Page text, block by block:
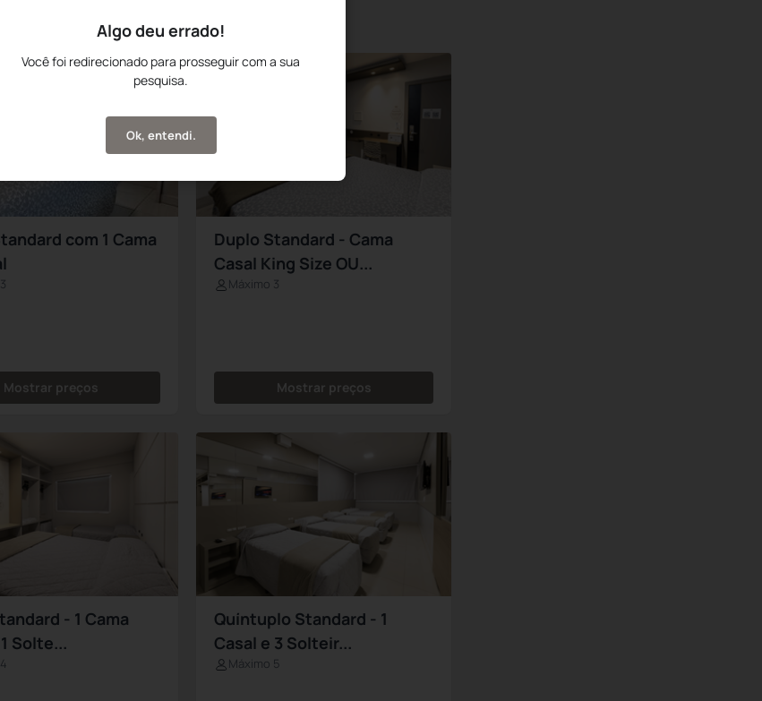
Algo deu errado!
Você foi redirecionado para prosseguir com a sua
pesquisa.
Ok, entendi.
com 1 Cama
Mostrar preços
Duplo Standard - Cama
Casal King Size OU...
Máximo 3
Mostrar preços
- 1 Cama
Solte...
Quíntuplo Standard - 1
Casal e 3 Solteir...
Máximo 5